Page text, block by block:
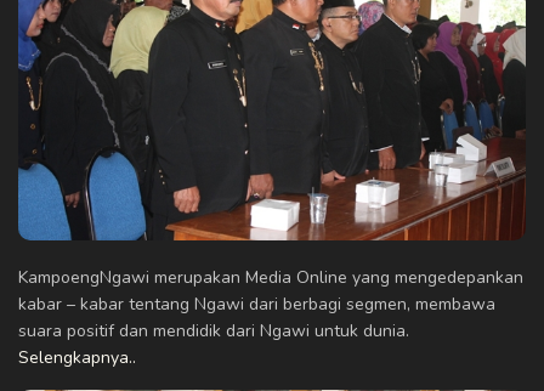
KampoengNgawi merupakan Media Online yang mengedepankan
kabar – kabar tentang Ngawi dari berbagi segmen, membawa
suara positif dan mendidik dari Ngawi untuk dunia.
Selengkapnya..